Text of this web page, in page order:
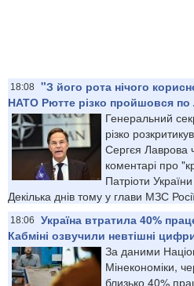
18:08 "З його рота нічого
НАТО Рютте різко пройшовся
Генеральний
різко
Сергєя Лаврова
коментарі про
Патріоти
Декілька днів тому у глави МЗС
18:06
Україна втратила 40%
Кабміні озвучили невтішні
За даними
Мінекономіки,
близько 40%